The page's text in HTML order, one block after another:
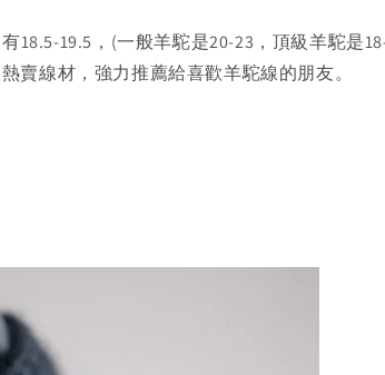
19.5，(一般羊駝是20-23，頂級羊駝是
賣線材，強力推薦給喜歡羊駝線的朋友。